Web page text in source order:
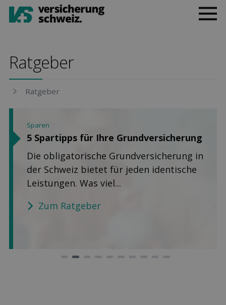
Rat­geber
Rat­geber
Sparen
5 Spartipps für Ihre Grund­versicherung
Die obligatorische Grundversicherung in
der Schweiz bietet für jeden identische
Leistungen. Was viel...
Zum Ratgeber